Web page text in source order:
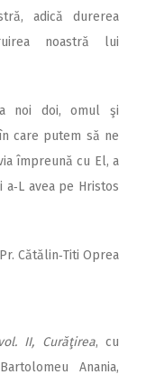
adică durerea
noastră lui
noi doi, omul şi
care putem să ne
împreună cu El, a
avea pe Hristos
Pr. Cătălin‑Titi Oprea
II, Curăţirea, cu
Anania,